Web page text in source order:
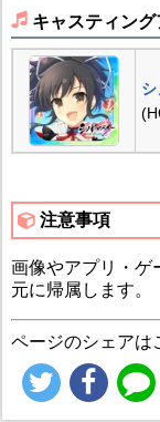
キャスティング
注意事項
画像やアプリ・ゲ
元に帰属します。
ページのシェアは